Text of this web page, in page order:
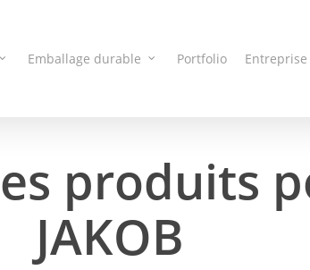
Emballage durable Portfolio Entreprise
produits
JAKOB